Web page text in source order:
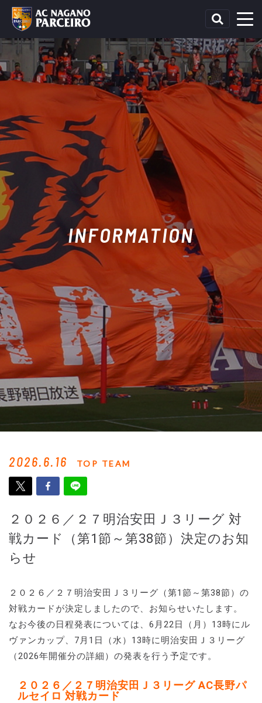
INFORMATION
2026.6.16 TOP TEAM
２０２６／２７明治安田Ｊ３リーグ 対
戦カード（第1節～第38節）決定のお知
らせ
２０２６／２７明治安田Ｊ３リーグ（第1節～第38節）の
対戦カードが決定しましたので、お知らせいたします。
なお今後の日程発表については、6月22日（月）13時にル
ヴァンカップ、7月1日（水）13時に明治安田Ｊ３リーグ
（2026年開催分の詳細）の発表を行う予定です。
２０２６／２７明治安田Ｊ３リーグ AC長野パ
ルセイロ 対戦カード